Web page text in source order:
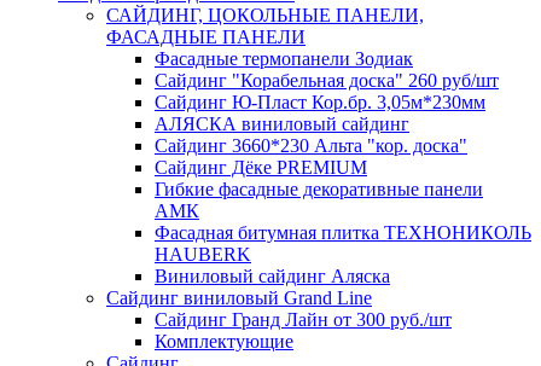
САЙДИНГ, ЦОКОЛЬНЫЕ ПАНЕЛИ,
ФАСАДНЫЕ ПАНЕЛИ
Фасадные термопанели Зодиак
Сайдинг "Корабельная доска" 260 руб/шт
Сайдинг Ю-Пласт Кор.бр. 3,05м*230мм
АЛЯСКА виниловый сайдинг
Сайдинг 3660*230 Альта "кор. доска"
Сайдинг Дёке PREMIUM
Гибкие фасадные декоративные панели
АМК
Фасадная битумная плитка ТЕХНОНИКОЛЬ
HAUBERK
Виниловый сайдинг Аляска
Сайдинг виниловый Grand Line
Сайдинг Гранд Лайн от 300 руб./шт
Комплектующие